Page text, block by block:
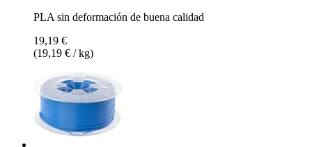
PLA sin deformación de buena calidad
19,19 €
(19,19 € / kg)